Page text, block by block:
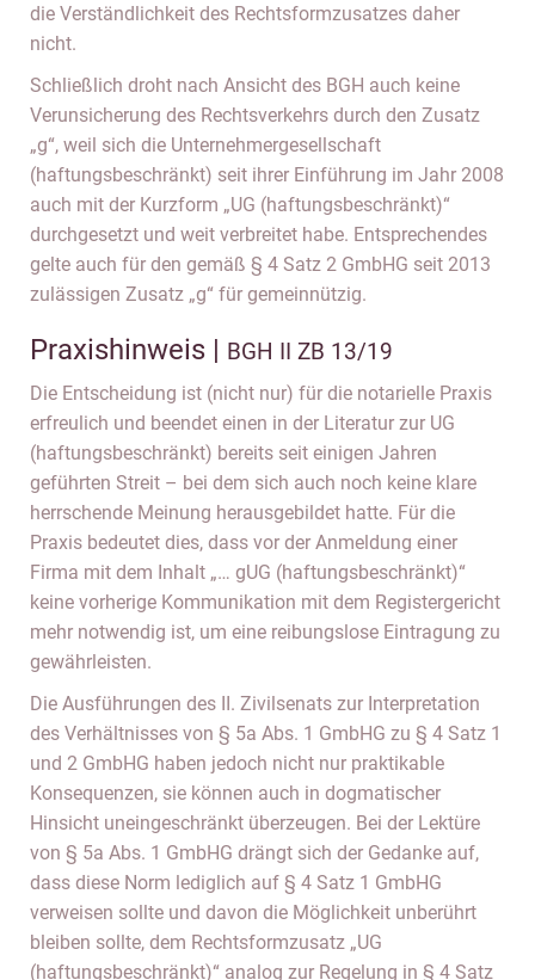
die Verständlichkeit des Rechtsformzusatzes daher
nicht.
Schließlich droht nach Ansicht des BGH auch keine
Verunsicherung des Rechtsverkehrs durch den Zusatz
„g“, weil sich die Unternehmergesellschaft
(haftungsbeschränkt) seit ihrer Einführung im Jahr 2008
auch mit der Kurzform „UG (haftungsbeschränkt)“
durchgesetzt und weit verbreitet habe. Entsprechendes
gelte auch für den gemäß § 4 Satz 2 GmbHG seit 2013
zulässigen Zusatz „g“ für gemeinnützig.
Praxishinweis | BGH II ZB 13/19
Die Entscheidung ist (nicht nur) für die notarielle Praxis
erfreulich und beendet einen in der Literatur zur UG
(haftungsbeschränkt) bereits seit einigen Jahren
geführten Streit – bei dem sich auch noch keine klare
herrschende Meinung herausgebildet hatte. Für die
Praxis bedeutet dies, dass vor der Anmeldung einer
Firma mit dem Inhalt „… gUG (haftungsbeschränkt)“
keine vorherige Kommunikation mit dem Registergericht
mehr notwendig ist, um eine reibungslose Eintragung zu
gewährleisten.
Die Ausführungen des II. Zivilsenats zur Interpretation
des Verhältnisses von § 5a Abs. 1 GmbHG zu § 4 Satz 1
und 2 GmbHG haben jedoch nicht nur praktikable
Konsequenzen, sie können auch in dogmatischer
Hinsicht uneingeschränkt überzeugen. Bei der Lektüre
von § 5a Abs. 1 GmbHG drängt sich der Gedanke auf,
dass diese Norm lediglich auf § 4 Satz 1 GmbHG
verweisen sollte und davon die Möglichkeit unberührt
bleiben sollte, dem Rechtsformzusatz „UG
(haftungsbeschränkt)“ analog zur Regelung in § 4 Satz